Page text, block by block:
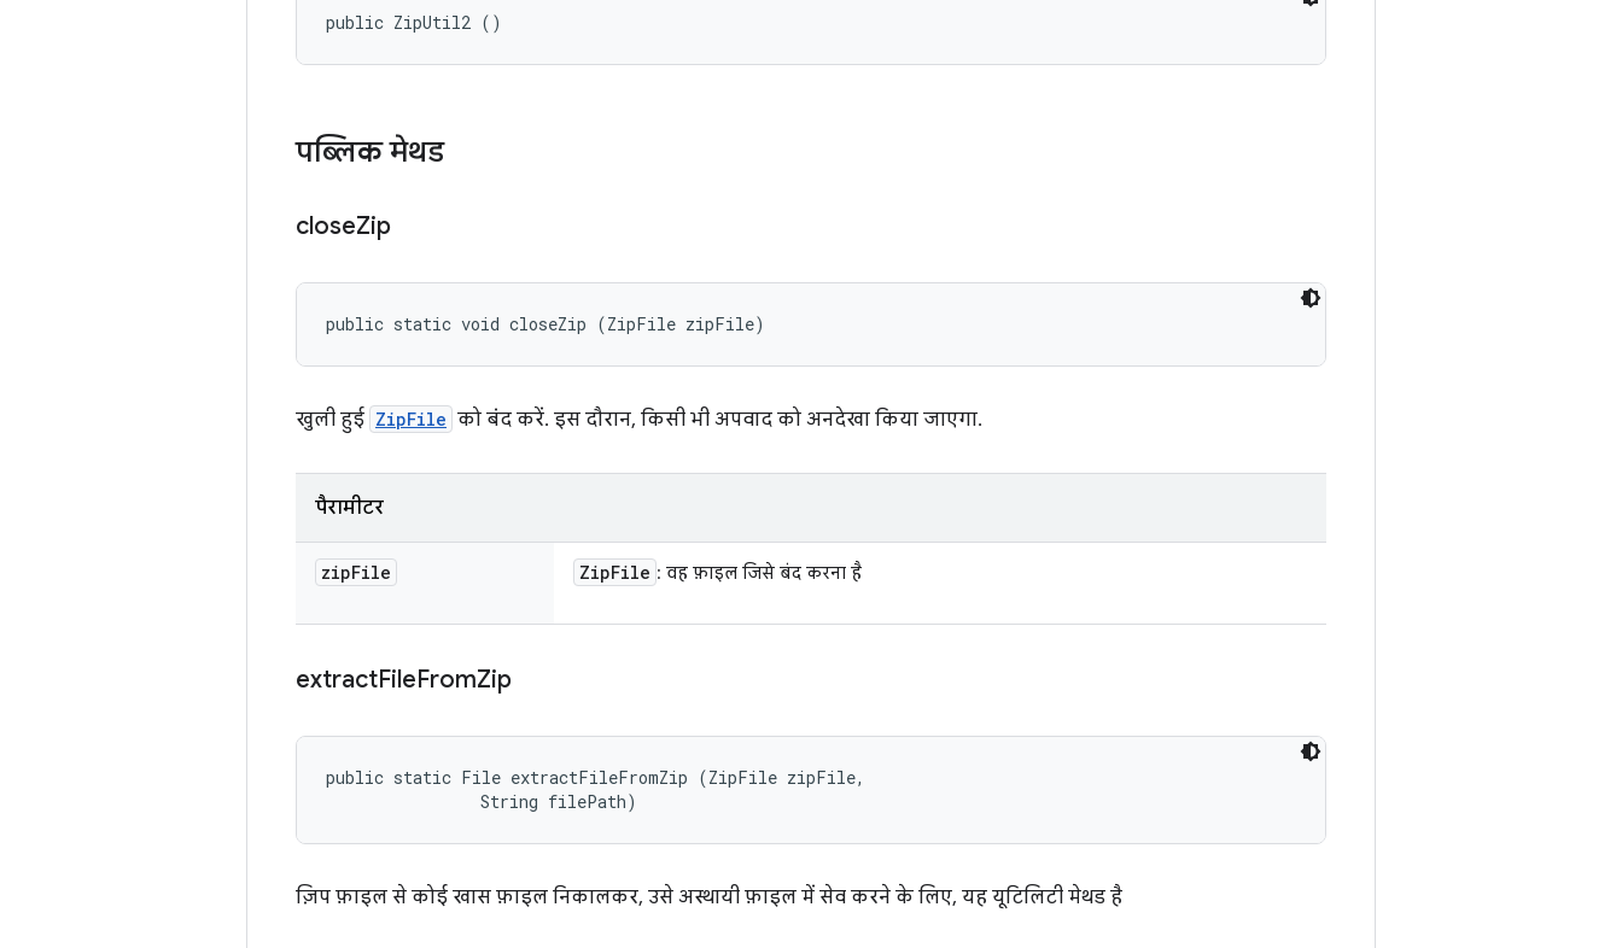
public ZipUtil2 ()
पब्लिक मेथड
closeZip
public static void closeZip (ZipFile zipFile)
खुली हुई ZipFile को बंद करें. इस दौरान, किसी भी अपवाद को अनदेखा किया जाएगा.
पैरामीटर
zipFile ZipFile : वह फ़ाइल जिसे बंद करना है
extractFileFromZip
public static File extractFileFromZip (ZipFile zipFile,
                String filePath)
ज़िप फ़ाइल से कोई खास फ़ाइल निकालकर, उसे अस्थायी फ़ाइल में सेव करने के लिए, यह यूटिलिटी मेथड है